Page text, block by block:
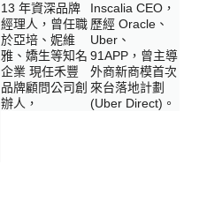
13 年資深品牌
經理人，曾任職
於亞培、妮維
雅、嬌生等知名
企業 現任禾豐
品牌顧問公司創
辦人，
Inscalia CEO，
歷經 Oracle、
Uber、
91APP，曾主導
外商新商模首次
來台落地計劃
(Uber Direct)。